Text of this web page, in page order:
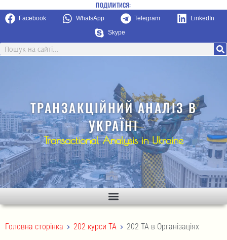
ПОДІЛИТИСЯ:
Facebook WhatsApp Telegram LinkedIn
Skype
ТРАНЗАКЦІЙНИЙ АНАЛІЗ В
УКРАЇНІ
Transactional Analysis in Ukraine
Головна сторінка > 202 курси ТА > 202 ТА в Організаціях